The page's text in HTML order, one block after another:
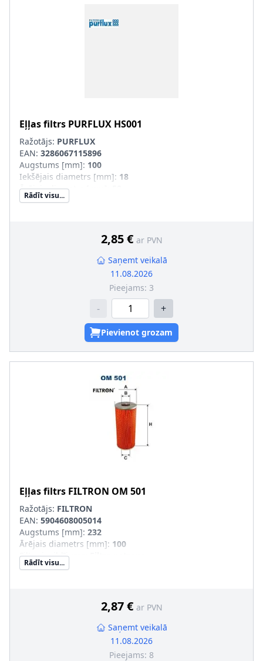
Eļļas filtrs PURFLUX HS001
Ražotājs: PURFLUX
EAN: 3286067115896
Augstums [mm]: 100
Iekšējais diametrs [mm]: 18
Ārējais diametrs [mm]
Filtra izpildījums
Rādīt visu...
2,85 € ar PVN
Saņemt veikalā
11.08.2026
Pieejams: 3
- +
Pievienot grozam
Eļļas filtrs FILTRON OM 501
Ražotājs: FILTRON
EAN: 5904608005014
Augstums [mm]: 232
Ārējais diametrs [mm]: 100
Filtra izpildījums
Iekšējais diametrs 1 [mm]
Rādīt visu...
2,87 € ar PVN
Saņemt veikalā
11.08.2026
Pieejams: 8